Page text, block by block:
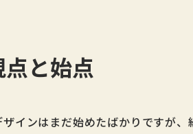
と始点
インはまだ始めたばかりですが